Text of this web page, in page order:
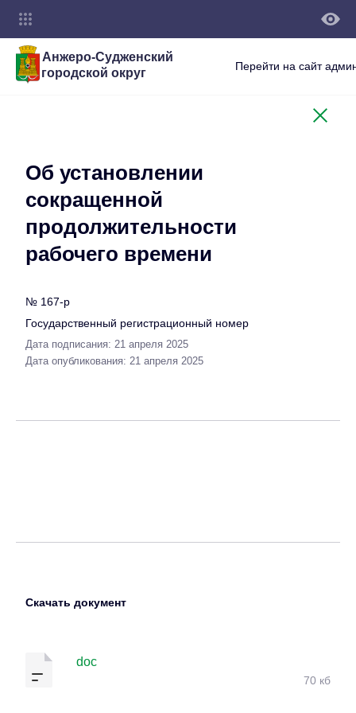
Анжеро-Судженский
городской округ
Перейти на сайт
Об установлении
сокращенной
продолжительности
рабочего времени
№ 167-р
Государственный регистрационный номер
Дата подписания: 21 апреля 2025
Дата опубликования: 21 апреля 2025
Скачать документ
doc
70 кб